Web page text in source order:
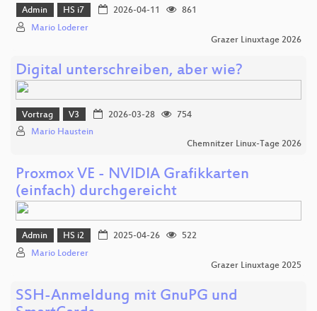
Admin HS i7 2026-04-11
861
Mario Loderer
Grazer Linuxtage 2026
Digital unterschreiben, aber wie?
Vortrag V3 2026-03-28
754
Mario Haustein
Chemnitzer Linux-Tage 2026
Proxmox VE - NVIDIA Grafikkarten
(einfach) durchgereicht
Admin HS i2 2025-04-26
522
Mario Loderer
Grazer Linuxtage 2025
SSH-Anmeldung mit GnuPG und